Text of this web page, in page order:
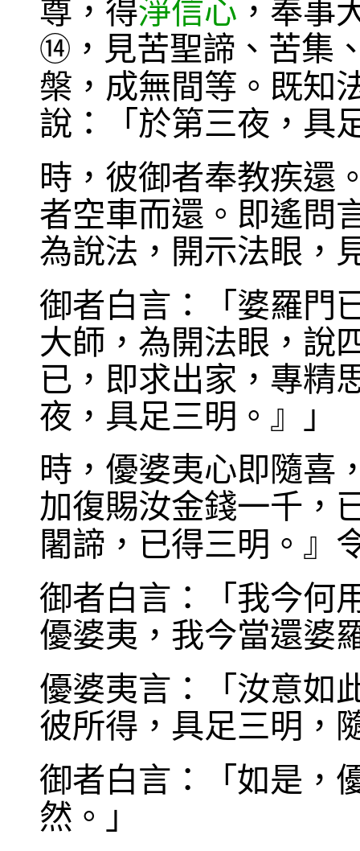
尊，得淨信心 ，奉事
⑭ ，見苦聖諦、苦集
槃，成無間等。既知
說：「於第三夜，具
時，彼御者奉教疾還
者空車而還。即遙問
為說法，開示法眼，
御者白言：「婆羅門
大師，為開法眼，說
已，即求出家，專精
夜，具足三明。』」
時，優婆夷心即隨喜
加復賜汝金錢一千，
闍諦，已得三明。』
御者白言：「我今何
優婆夷，我今當還婆
優婆夷言：「汝意如
彼所得，具足三明，
御者白言：「如是，
然。」